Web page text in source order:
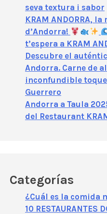
seva textura i sabor
KRAM ANDORRA,
d’Andorra!
t’espera a KRAM
Descubre el
Andorra. Carne de
inconfundible
Guerrero
Andorra a Taula
del Restaurant
Categorías
¿Cuál es la comida
10 RESTAURANTES